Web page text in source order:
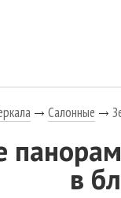
Салонные
в